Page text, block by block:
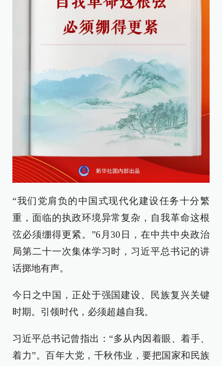
“我们党肩负的中国式现代化建设任务十分繁
重，面临的执政环境异常复杂，自我革命这根
弦必须绷得更紧。”6月30日，在中共中央政治
局第二十一次集体学习时，习近平总书记的讲
话掷地有声。
今日之中国，正处于强国建设、民族复兴关键
时期。引领时代，必须超越自我。
习近平总书记曾指出：“多从内因着眼、着手、
着力”。百年大党，千秋伟业，要把国家和民族